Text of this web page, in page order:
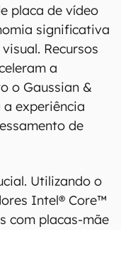
placa de vídeo
significativa
Recursos
a
o Gaussian &
a experiência
de
Utilizando o
Intel® Core™
com placas-mãe